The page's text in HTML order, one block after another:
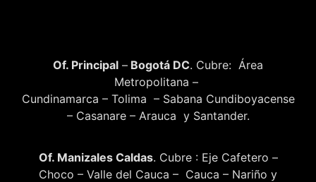
Of. Principal – Bogotá DC. Cubre: Área
Metropolitana –
Cundinamarca – Tolima – Sabana Cundiboyacense
– Casanare – Arauca y Santander.
Of. Manizales Caldas. Cubre : Eje Cafetero –
Choco – Valle del Cauca – Cauca – Nariño y